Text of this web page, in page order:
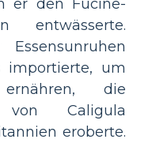
er den Fucine-
entwässerte.
um
die
von Caligula
eroberte.